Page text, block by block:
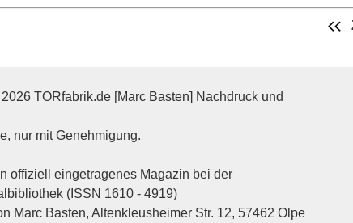
TORfabrik.de [Marc Basten] Nachdruck und
nur mit Genehmigung.
offiziell eingetragenes Magazin bei der
(ISSN 1610 - 4919)
Marc Basten, Altenkleusheimer Str. 12, 57462 Olpe